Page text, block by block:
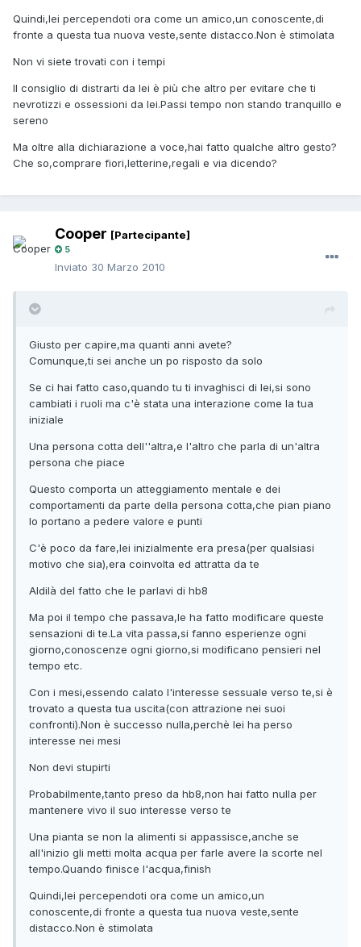
Quindi,lei percependoti ora come un amico,un conoscente,di
fronte a questa tua nuova veste,sente distacco.Non è stimolata
Non vi siete trovati con i tempi
Il consiglio di distrarti da lei è più che altro per evitare che ti
nevrotizzi e ossessioni da lei.Passi tempo non stando tranquillo e
sereno
Ma oltre alla dichiarazione a voce,hai fatto qualche altro gesto?
Che so,comprare fiori,letterine,regali e via dicendo?
Cooper [Partecipante]
5
Inviato 30 Marzo 2010
Giusto per capire,ma quanti anni avete?
Comunque,ti sei anche un po risposto da solo
Se ci hai fatto caso,quando tu ti invaghisci di lei,si sono
cambiati i ruoli ma c'è stata una interazione come la tua
iniziale
Una persona cotta dell''altra,e l'altro che parla di un'altra
persona che piace
Questo comporta un atteggiamento mentale e dei
comportamenti da parte della persona cotta,che pian piano
lo portano a pedere valore e punti
C'è poco da fare,lei inizialmente era presa(per qualsiasi
motivo che sia),era coinvolta ed attratta da te
Aldilà del fatto che le parlavi di hb8
Ma poi il tempo che passava,le ha fatto modificare queste
sensazioni di te.La vita passa,si fanno esperienze ogni
giorno,conoscenze ogni giorno,si modificano pensieri nel
tempo etc.
Con i mesi,essendo calato l'interesse sessuale verso te,si è
trovato a questa tua uscita(con attrazione nei suoi
confronti).Non è successo nulla,perchè lei ha perso
interesse nei mesi
Non devi stupirti
Probabilmente,tanto preso da hb8,non hai fatto nulla per
mantenere vivo il suo interesse verso te
Una pianta se non la alimenti si appassisce,anche se
all'inizio gli metti molta acqua per farle avere la scorte nel
tempo.Quando finisce l'acqua,finish
Quindi,lei percependoti ora come un amico,un
conoscente,di fronte a questa tua nuova veste,sente
distacco.Non è stimolata